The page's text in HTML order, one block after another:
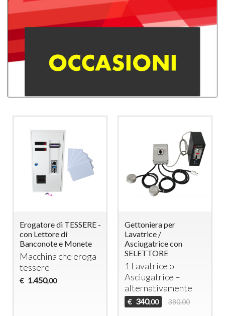
Erogatore di TESSERE -
con Lettore di
Banconote e Monete
Macchina che eroga
tessere
€ 1.450,00
Gettoniera per
Lavatrice /
Asciugatrice con
SELETTORE
1 Lavatrice o
Asciugatrice –
alternativamente
€ 340,00 380,00